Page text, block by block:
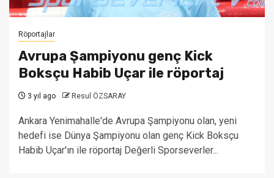
Röportajlar
Avrupa Şampiyonu genç Kick
Boksçu Habib Uçar ile röportaj
3 yıl ago Resul ÖZSARAY
Ankara Yenimahalle'de Avrupa Şampiyonu olan, yeni
hedefi ise Dünya Şampiyonu olan genç Kick Boksçu
Habib Uçar'ın ile röportaj Değerli Sporseverler...